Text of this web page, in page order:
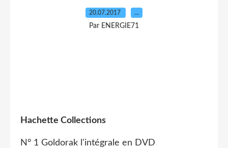
20.07.2017 …
Par ENERGIE71
Hachette Collections
N° 1 Goldorak l'intégrale en DVD